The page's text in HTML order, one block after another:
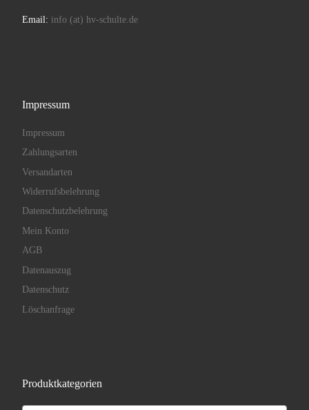
Email: info (at) hv-schulte.de
Impressum
Impressum
Zahlungsarten
Versandarten
Widerrufsbelehrung
Datenschutzbelehrung
Mein Konto
AGB
Datenauszug
Datenschutz
Löschanfrage
Produktkategorien